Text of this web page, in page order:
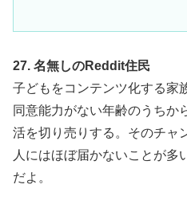
27. 名無しのReddit住民
子どもをコンテンツ化する家
同意能力がない年齢のうちか
活を切り売りする。そのチャ
人にはほぼ届かないことが多
だよ。